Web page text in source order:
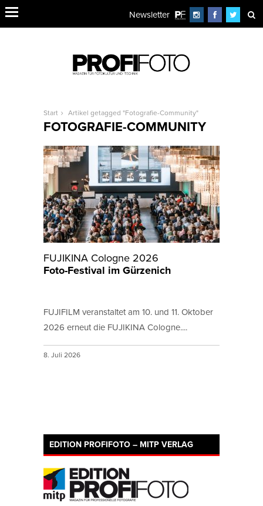
Newsletter
Start Artikel getagged "Fotografie-Community"
FOTOGRAFIE-COMMUNITY
FUJIKINA Cologne 2026
Foto-Festival im Gürzenich
FUJIFILM veranstaltet am 10. und 11. Oktober
2026 erneut die FUJIKINA Cologne....
8. Juli 2026
EDITION PROFIFOTO – MITP VERLAG